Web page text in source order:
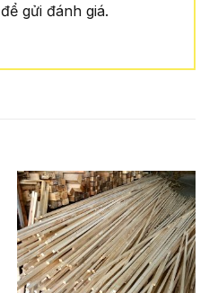
để gửi đánh giá.